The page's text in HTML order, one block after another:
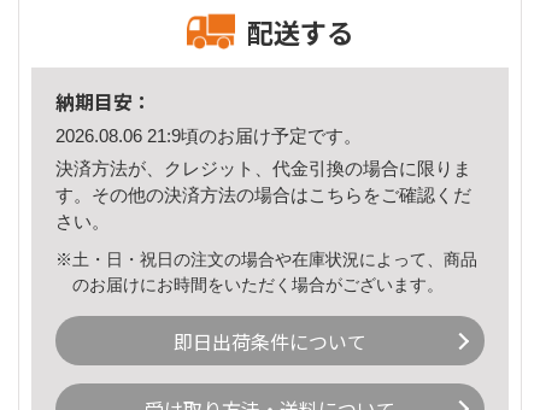
配送する
納期目安：
2026.08.06 21:9頃のお届け予定です。
決済方法が、クレジット、代金引換の場合に限りま
す。その他の決済方法の場合はこちら をご確認くだ
さい。
※土・日・祝日の注文の場合や在庫状況によって、商品
のお届けにお時間をいただく場合がございます。
即日出荷条件について